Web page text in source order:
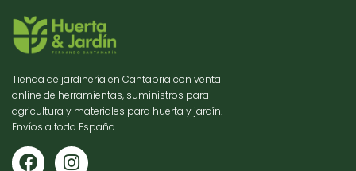
Tienda de jardinería en Cantabria con venta
online de herramientas, suministros para
agricultura y materiales para huerta y jardín.
Envíos a toda España.